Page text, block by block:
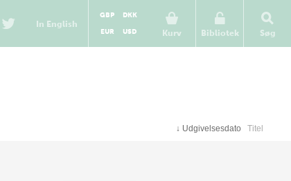
In English
Kurv
GBP
DKK
EUR
USD Bibliotek Søg
↓ Udgivelsesdato Titel